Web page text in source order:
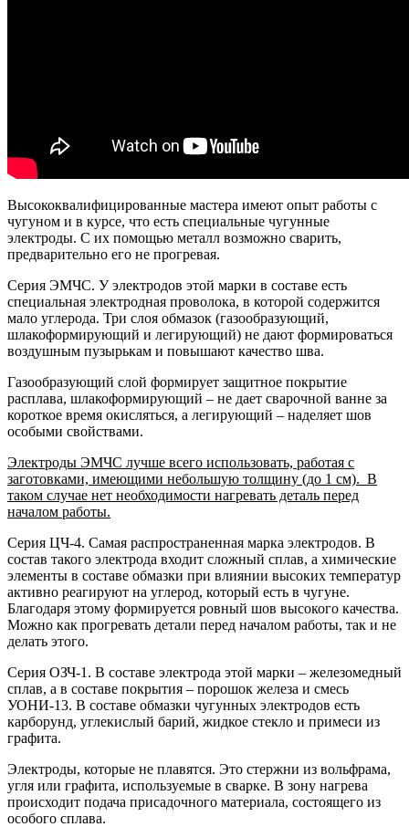
Высококвалифицированные мастера имеют опыт работы с
чугуном и в курсе, что есть специальные чугунные
электроды. С их помощью металл возможно сварить,
предварительно его не прогревая.
Серия ЭМЧС. У электродов этой марки в составе есть
специальная электродная проволока, в которой содержится
мало углерода. Три слоя обмазок (газообразующий,
шлакоформирующий и легирующий) не дают формироваться
воздушным пузырькам и повышают качество шва.
Газообразующий слой формирует защитное покрытие
расплава, шлакоформирующий – не дает сварочной ванне за
короткое время окисляться, а легирующий – наделяет шов
особыми свойствами.
Электроды ЭМЧС лучше всего использовать, работая с
заготовками, имеющими небольшую толщину (до 1 см). В
таком случае нет необходимости нагревать деталь перед
началом работы.
Серия ЦЧ-4. Самая распространенная марка электродов. В
состав такого электрода входит сложный сплав, а химические
элементы в составе обмазки при влиянии высоких температур
активно реагируют на углерод, который есть в чугуне.
Благодаря этому формируется ровный шов высокого качества.
Можно как прогревать детали перед началом работы, так и не
делать этого.
Серия ОЗЧ-1. В составе электрода этой марки – железомедный
сплав, а в составе покрытия – порошок железа и смесь
УОНИ-13. В составе обмазки чугунных электродов есть
карборунд, углекислый барий, жидкое стекло и примеси из
графита.
Электроды, которые не плавятся. Это стержни из вольфрама,
угля или графита, используемые в сварке. В зону нагрева
происходит подача присадочного материала, состоящего из
особого сплава.